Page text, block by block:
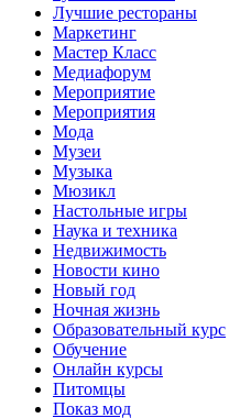
Лучшие рестораны
Маркетинг
Мастер Класс
Медиафорум
Мероприятие
Мероприятия
Мода
Музеи
Музыка
Мюзикл
Настольные игры
Наука и техника
Недвижимость
Новости кино
Новый год
Ночная жизнь
Образовательный курс
Обучение
Онлайн курсы
Питомцы
Показ мод